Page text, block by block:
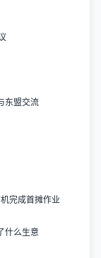
东盟交流
完成首摊作业
什么生意